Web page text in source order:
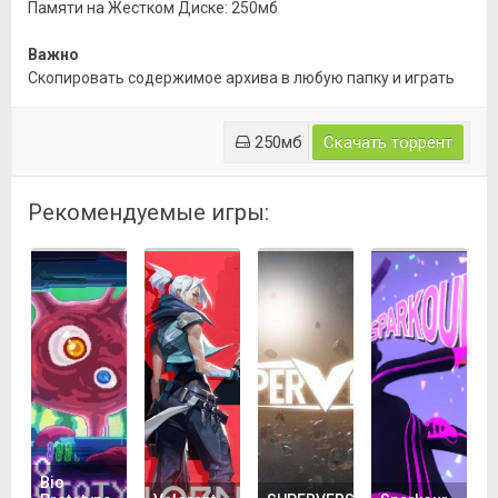
Памяти на Жестком Диске: 250мб
Важно
Скопировать содержимое архива в любую папку и играть
250мб Скачать торрент
Рекомендуемые игры:
Bio